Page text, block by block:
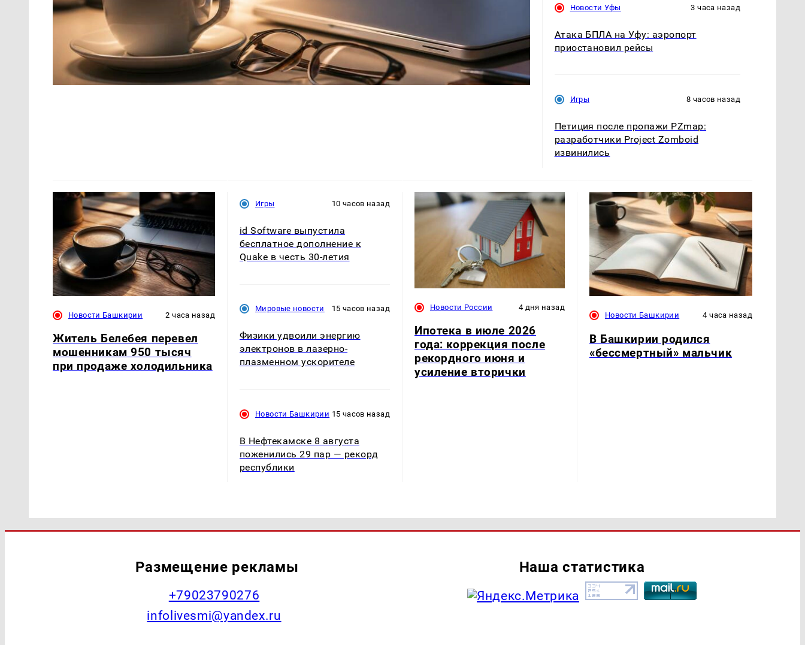
Новости Уфы 3 часа назад
Атака БПЛА на Уфу: аэропорт
приостановил рейсы
Игры 8 часов назад
Петиция после пропажи PZmap:
разработчики Project Zomboid
извинились
Новости Башкирии 2 часа назад
Житель Белебея перевел
мошенникам 950 тысяч
при продаже холодильника
Игры 10 часов назад
id Software выпустила
бесплатное дополнение к
Quake в честь 30-летия
Мировые новости 15 часов назад
Физики удвоили энергию
электронов в лазерно-
плазменном ускорителе
Новости Башкирии 15 часов назад
В Нефтекамске 8 августа
поженились 29 пар — рекорд
республики
Новости России 4 дня назад
Ипотека в июле 2026
года: коррекция после
рекордного июня и
усиление вторички
Новости Башкирии 4 часа назад
В Башкирии родился
«бессмертный» мальчик
Размещение рекламы
+79023790276
infolivesmi@yandex.ru
Наша статистика